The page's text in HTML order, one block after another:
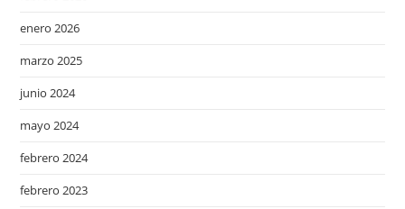
enero 2026
marzo 2025
junio 2024
mayo 2024
febrero 2024
febrero 2023